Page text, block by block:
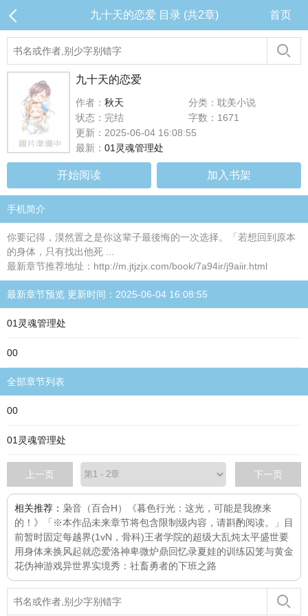
九十天的恋爱 目录 (共2章) 首页
九十天的恋爱
作者： 秋天
分类：耽美小说
状态：完结
字数：1671
更新：2025-06-04 16:08:55
最新： 01灵魂管理处
开始阅读 加入书架
手机简介
你要记得，漠然置之是你这辈子最後悔的一次选择。「若想回到原本
的身体，只有找出他死 ...
最新章节推荐地址：http://m.jtjzjx.com/book/7a94ir/j9aiir.html
最新章节预览 更新时间：2025-06-04 16:08:55
01灵魂管理处
00
全部章节列表
00
01灵魂管理处
上一页 下一页
相关推荐： 枭音（百合H）
《暮色行光：这光，可能是我撩来
的！》「※本作品未来章节将包含限制级内容，请斟酌阅读。」目
前暂时固定每越界(1vN，骨科)王者学院的超级大乱炖太平盛世要
用身体来换 风起就恋爱洛神卑微炉鼎回忆录夏娃的训练囚笼与黄金
花伪神游戏异世界实境秀：社畜勇者的下班之路